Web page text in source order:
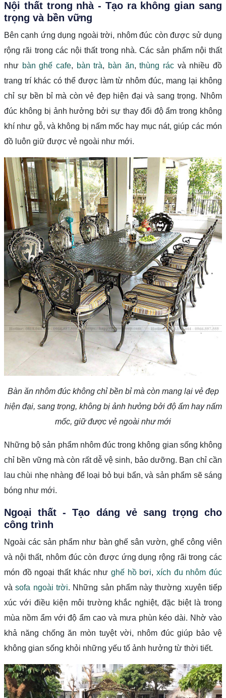
Nội thất trong nhà - Tạo ra không gian sang
trọng và bền vững
Bên cạnh ứng dụng ngoài trời, nhôm đúc còn được sử dụng
rộng rãi trong các nội thất trong nhà. Các sản phẩm nội thất
như bàn ghế cafe, bàn trà, bàn ăn,thùng rác và nhiều đồ
trang trí khác có thể được làm từ nhôm đúc, mang lại không
chỉ sự bền bỉ mà còn vẻ đẹp hiện đại và sang trọng. Nhôm
đúc không bị ảnh hưởng bởi sự thay đổi độ ẩm trong không
khí như gỗ, và không bị nấm mốc hay mục nát, giúp các món
đồ luôn giữ được vẻ ngoài như mới.
Bàn ăn nhôm đúc không chỉ bền bỉ mà còn mang lại vẻ đẹp
hiện đại, sang trọng, không bị ảnh hưởng bởi độ ẩm hay nấm
mốc, giữ được vẻ ngoài như mới
Những bộ sản phẩm nhôm đúc trong không gian sống không
chỉ bền vững mà còn rất dễ vệ sinh, bảo dưỡng. Bạn chỉ cần
lau chùi nhẹ nhàng để loại bỏ bụi bẩn, và sản phẩm sẽ sáng
bóng như mới.
Ngoại thất - Tạo dáng vẻ sang trọng cho
công trình
Ngoài các sản phẩm như bàn ghế sân vườn, ghế công viên
và nội thất, nhôm đúc còn được ứng dụng rộng rãi trong các
món đồ ngoại thất khác như ghế hồ bơi,xích đu nhôm đúc
vàsofa ngoài trời. Những sản phẩm này thường xuyên tiếp
xúc với điều kiện môi trường khắc nghiệt, đặc biệt là trong
mùa nồm ẩm với độ ẩm cao và mưa phùn kéo dài. Nhờ vào
khả năng chống ăn mòn tuyệt vời, nhôm đúc giúp bảo vệ
không gian sống khỏi những yếu tố ảnh hưởng từ thời tiết.